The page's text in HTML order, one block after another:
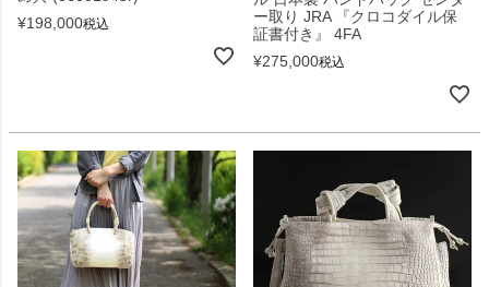
¥198,000税込
ー取り JRA 『クロコダイル保
証書付き』 4FA
¥275,000税込